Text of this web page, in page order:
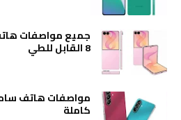
8 القابل للطي
كاملة